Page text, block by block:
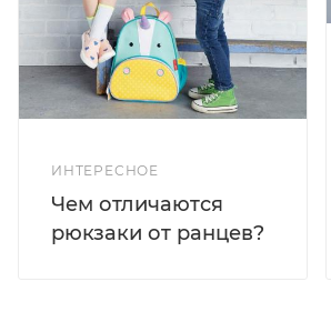
ИНТЕРЕСНОЕ
Чем отличаются
рюкзаки от ранцев?